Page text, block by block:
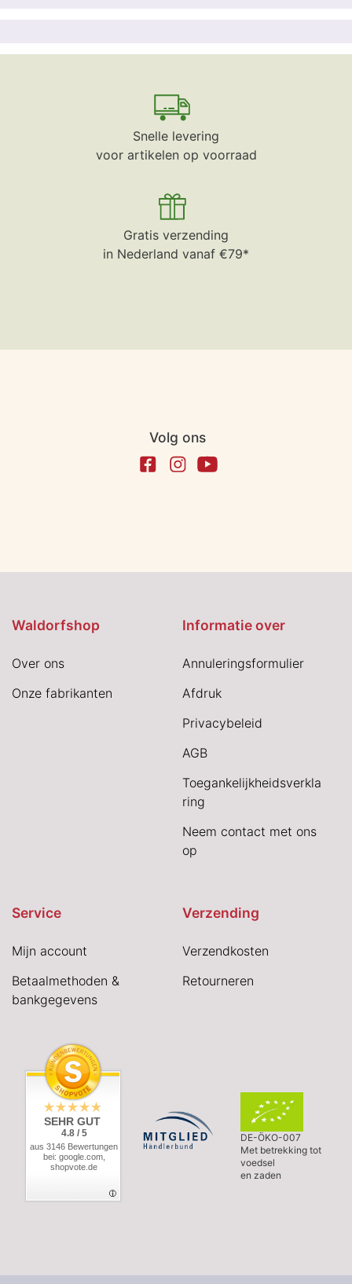
Snelle levering
voor artikelen op voorraad
Gratis verzending
in Nederland vanaf €79*
Volg ons
Waldorfshop
Over ons
Onze fabrikanten
Informatie over
Annuleringsformulier
Afdruk
Privacybeleid
AGB
Toegankelijkheidsverkla
ring
Neem contact met ons
op
Service
Mijn account
Betaalmethoden &
bankgegevens
Verzending
Verzendkosten
Retourneren
SEHR GUT
4.8 / 5
aus 3146 Bewertungen
bei: google.com,
shopvote.de
DE-ÖKO-007
Met betrekking tot
voedsel
en zaden